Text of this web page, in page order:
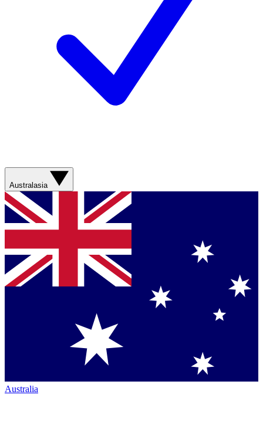
Australasia
Australia